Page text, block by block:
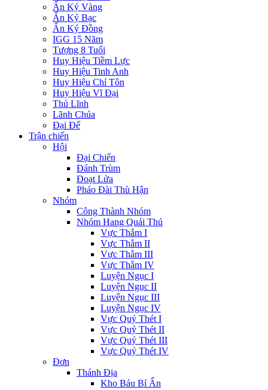
Ấn Ký Vàng
Ấn Ký Bạc
Ấn Ký Đồng
IGG 15 Năm
Tượng 8 Tuổi
Huy Hiệu Tiềm Lực
Huy Hiệu Tinh Anh
Huy Hiệu Chí Tôn
Huy Hiệu Vĩ Đại
Thủ Lĩnh
Lãnh Chúa
Đại Đế
Trận chiến
Hội
Đại Chiến
Đánh Trùm
Đoạt Lửa
Pháo Đài Thù Hận
Nhóm
Công Thành Nhóm
Nhóm Hang Quái Thú
Vực Thẳm I
Vực Thẳm II
Vực Thẳm III
Vực Thẳm IV
Luyện Ngục I
Luyện Ngục II
Luyện Ngục III
Luyện Ngục IV
Vực Quỷ Thét I
Vực Quỷ Thét II
Vực Quỷ Thét III
Vực Quỷ Thét IV
Đơn
Thánh Địa
Kho Báu Bí Ẩn